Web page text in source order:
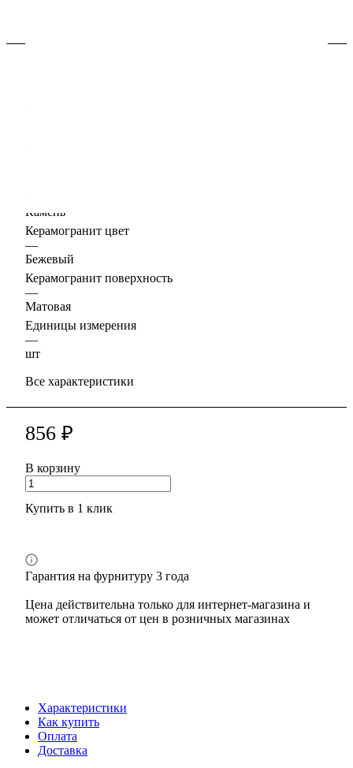
Камень
Керамогранит цвет
—
Бежевый
Керамогранит поверхность
—
Матовая
Единицы измерения
—
шт
Все характеристики
856 ₽
В корзину
Купить в 1 клик
Гарантия на фурнитуру 3 года
Цена действительна только для интернет-магазина и
может отличаться от цен в розничных магазинах
Характеристики
Как купить
Оплата
Доставка